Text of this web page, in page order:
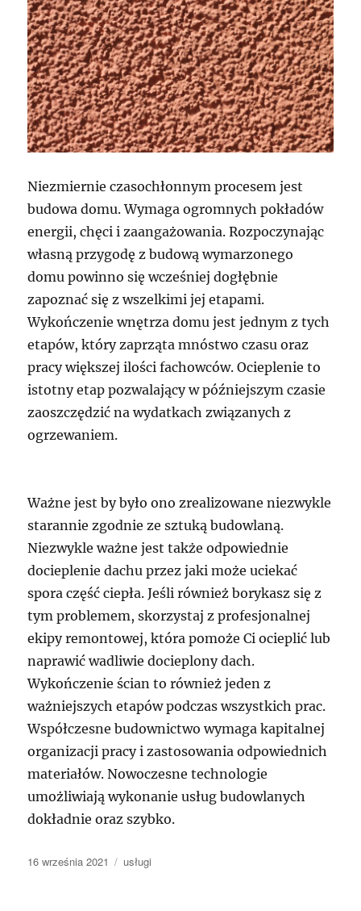
Niezmiernie czasochłonnym procesem jest
budowa domu. Wymaga ogromnych pokładów
energii, chęci i zaangażowania. Rozpoczynając
własną przygodę z budową wymarzonego
domu powinno się wcześniej dogłębnie
zapoznać się z wszelkimi jej etapami.
Wykończenie wnętrza domu jest jednym z tych
etapów, który zaprząta mnóstwo czasu oraz
pracy większej ilości fachowców. Ocieplenie to
istotny etap pozwalający w późniejszym czasie
zaoszczędzić na wydatkach związanych z
ogrzewaniem.
Ważne jest by było ono zrealizowane niezwykle
starannie zgodnie ze sztuką budowlaną.
Niezwykle ważne jest także odpowiednie
docieplenie dachu przez jaki może uciekać
spora część ciepła. Jeśli również borykasz się z
tym problemem, skorzystaj z profesjonalnej
ekipy remontowej, która pomoże Ci ocieplić lub
naprawić wadliwie docieplony dach.
Wykończenie ścian to również jeden z
ważniejszych etapów podczas wszystkich prac.
Współczesne budownictwo wymaga kapitalnej
organizacji pracy i zastosowania odpowiednich
materiałów. Nowoczesne technologie
umożliwiają wykonanie usług budowlanych
dokładnie oraz szybko.
Data
16 września 2021 Kategorie
usługi